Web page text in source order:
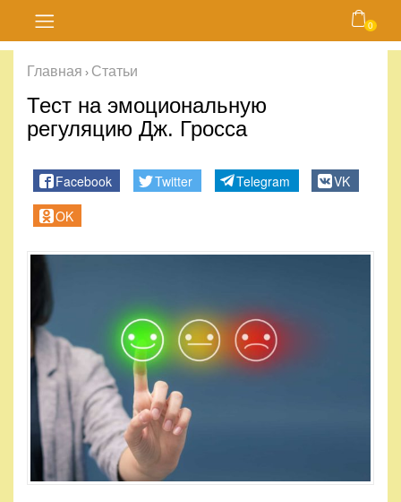
Блог
Курсы
Магазин
сайта
кабинет
Контакты
Правила
условия
0
Главная › Статьи
Тест на эмоциональную
регуляцию Дж. Гросса
Facebook Twitter Telegram
VK
OK